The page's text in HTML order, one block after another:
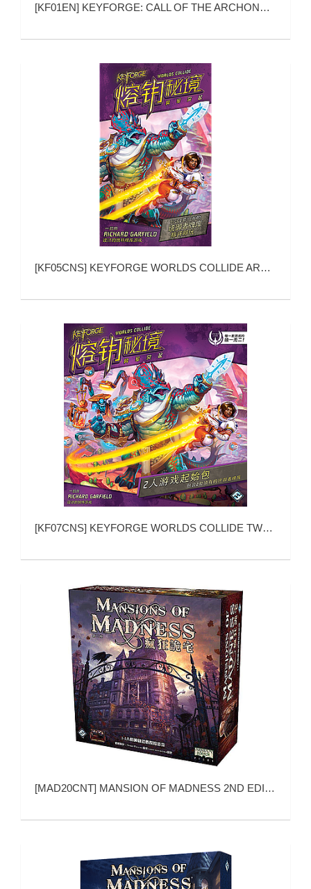
[KF01EN] KEYFORGE: CALL OF THE ARCHONS (熔钥秘境：统御者的召唤)
[KF05CNS] KEYFORGE WORLDS COLLIDE ARCHON DECK (熔钥秘境：异军突起)
[KF07CNS] KEYFORGE WORLDS COLLIDE TWO-PLAYER STARTER SET (熔钥秘境：异军突起 2人游戏起始包)
[MAD20CNT] MANSION OF MADNESS 2ND EDITION (疯狂诡宅 第二版)